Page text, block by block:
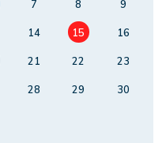
7 8
9
14 15
16
21 22
23
28 29
30